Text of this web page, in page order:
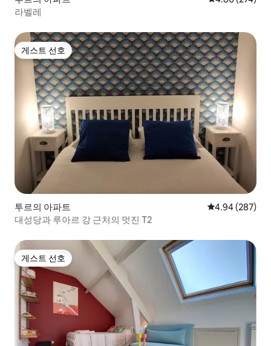
라벨레
게스트 선호
게스트 선호
투르의 아파트 평점 4.94점(5
4.94 (287)
대성당과 루아르 강 근처의 멋진 T2
게스트 선호
게스트 선호